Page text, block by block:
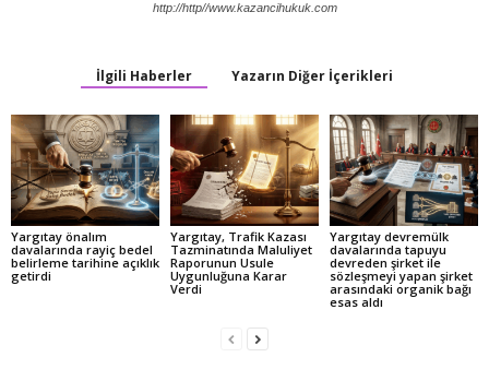
http://http//www.kazancihukuk.com
İlgili Haberler Yazarın Diğer İçerikleri
Yargıtay önalım
davalarında rayiç bedel
belirleme tarihine açıklık
getirdi
Yargıtay, Trafik Kazası
Tazminatında Maluliyet
Raporunun Usule
Uygunluğuna Karar
Verdi
Yargıtay devremülk
davalarında tapuyu
devreden şirket ile
sözleşmeyi yapan şirket
arasındaki organik bağı
esas aldı